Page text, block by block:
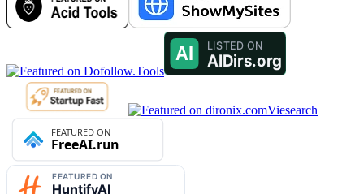
Viesearch